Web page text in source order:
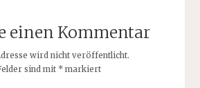
einen Kommentar
wird nicht veröffentlicht.
sind mit *markiert